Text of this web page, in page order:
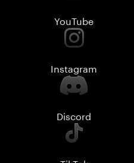
YouTube
Instagram
Discord